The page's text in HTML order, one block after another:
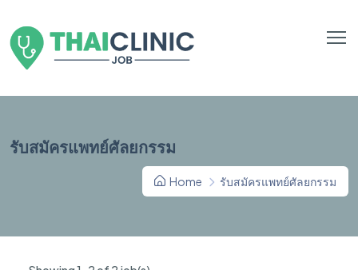
รับสมัครแพทย์ศัลยกรรม
Home รับสมัครแพทย์ศัลยกรรม